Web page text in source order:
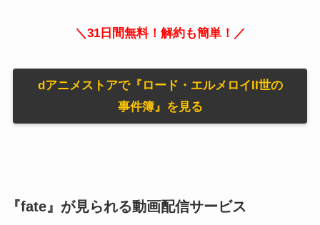
＼31日間無料！解約も簡単！／
dアニメストアで『ロード・エルメロイII世の
事件簿』を見る
『fate』が見られる動画配信サービス